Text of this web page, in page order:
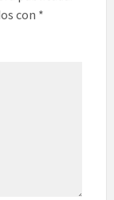
con *